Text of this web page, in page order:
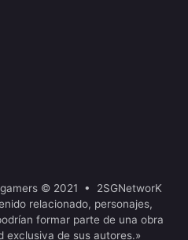
© 2021 • 2SGNetworK
relacionado, personajes,
formar parte de una obra
exclusiva de sus autores.»